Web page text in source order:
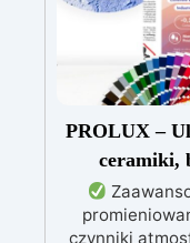
PROLUX –
ceramiki,
czynniki